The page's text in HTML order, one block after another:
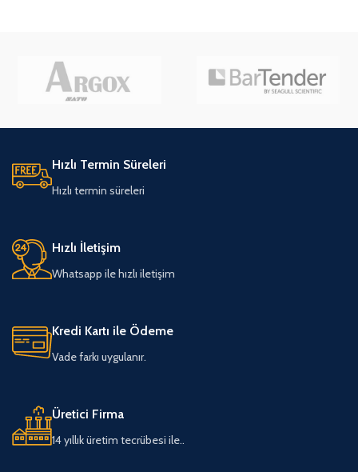
Hızlı Termin Süreleri
Hızlı termin süreleri
Hızlı İletişim
Whatsapp ile hızlı iletişim
Kredi Kartı ile Ödeme
Vade farkı uygulanır.
Üretici Firma
14 yıllık üretim tecrübesi ile..